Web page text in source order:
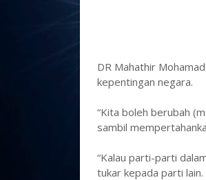
DR Mahathir
kepentingan negara.
“Kita boleh berubah
sambil
“Kalau parti-parti
tukar kepada parti lain.